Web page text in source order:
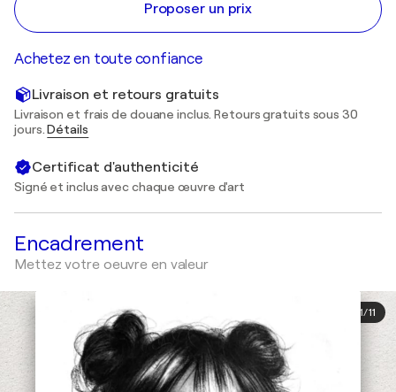
Proposer un prix
Achetez en toute confiance
Livraison et retours gratuits
Livraison et frais de douane inclus. Retours gratuits sous 30
jours.Détails
Certificat d'authenticité
Signé et inclus avec chaque œuvre d'art
Encadrement
Mettez votre oeuvre en valeur
1/11